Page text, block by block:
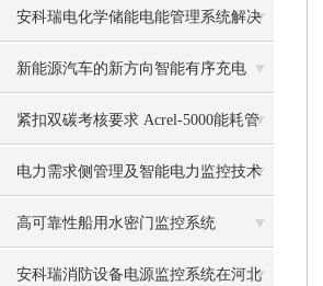
安科瑞电化学储能电能管理系统解决
方案
新能源汽车的新方向智能有序充电
紧扣双碳考核要求 Acrel-5000能耗管
理平台助力公共机构降碳增效
电力需求侧管理及智能电力监控技术
在纺织行业错峰限电中的应用
高可靠性船用水密门监控系统
安科瑞消防设备电源监控系统在河北